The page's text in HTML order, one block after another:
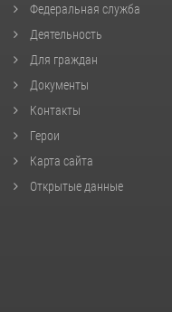
Федеральная служба
Деятельность
Для граждан
Документы
Контакты
Герои
Карта сайта
Открытые данные